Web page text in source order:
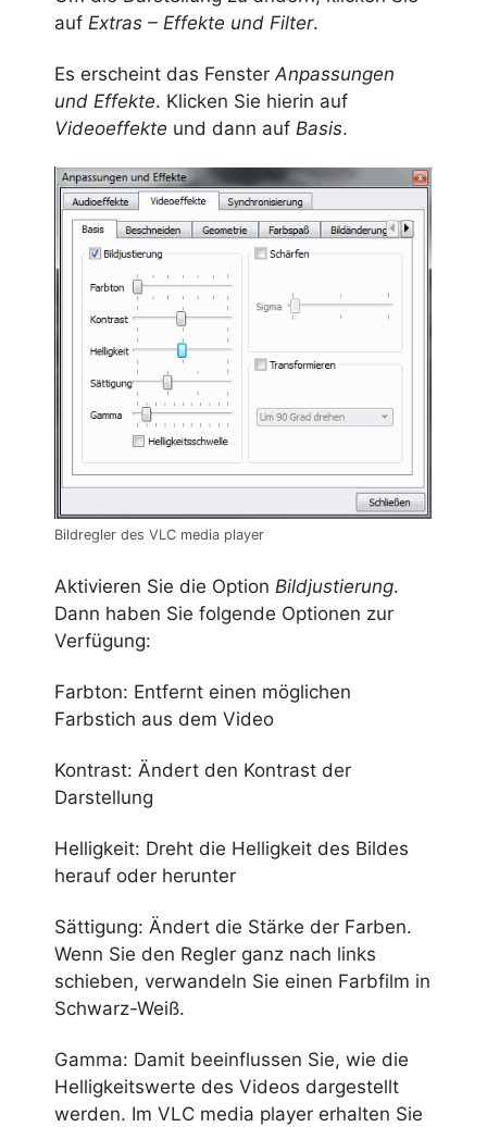
auf Extras – Effekte und Filter.
Es erscheint das Fenster Anpassungen
und Effekte. Klicken Sie hierin auf
Videoeffekte und dann auf Basis.
Bildregler des VLC media player
Aktivieren Sie die Option Bildjustierung.
Dann haben Sie folgende Optionen zur
Verfügung:
Farbton: Entfernt einen möglichen
Farbstich aus dem Video
Kontrast: Ändert den Kontrast der
Darstellung
Helligkeit: Dreht die Helligkeit des Bildes
herauf oder herunter
Sättigung: Ändert die Stärke der Farben.
Wenn Sie den Regler ganz nach links
schieben, verwandeln Sie einen Farbfilm in
Schwarz-Weiß.
Gamma: Damit beeinflussen Sie, wie die
Helligkeitswerte des Videos dargestellt
werden. Im VLC media player erhalten Sie